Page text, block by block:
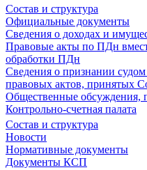
Состав и структура
Официальные документы
Сведения о доходах и
Правовые акты по ПДн
обработки ПДн
Сведения о признании
правовых актов, принятых
Общественные обсуждения,
Контрольно-счетная палата
Состав и структура
Новости
Нормативные документы
Документы КСП